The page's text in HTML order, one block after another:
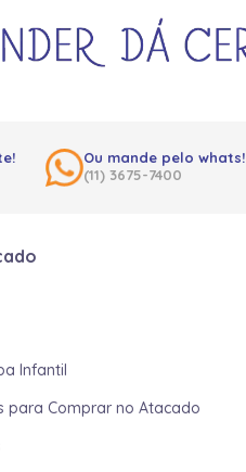
Ou mande pelo whats!
(11) 3675-7400
Infantil
para Comprar no Atacado